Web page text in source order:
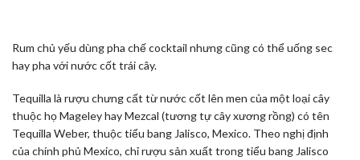
Rum chủ yếu dùng pha chế cocktail nhưng cũng có thể uống sec
hay pha với nước cốt trái cây.
Tequilla là rượu chưng cất từ nước cốt lên men của một loại cây
thuộc họ Mageley hay Mezcal (tương tự cây xương rồng) có tên
Tequilla Weber, thuộc tiểu bang Jalisco, Mexico. Theo nghị định
của chính phủ Mexico, chỉ rượu sản xuất trong tiểu bang Jalisco